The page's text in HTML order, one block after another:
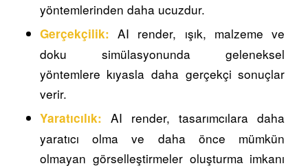
yöntemlerinden daha ucuzdur.
Gerçekçilik: AI render, ışık, malzeme ve
doku simülasyonunda geleneksel
yöntemlere kıyasla daha gerçekçi sonuçlar
verir.
Yaratıcılık: AI render, tasarımcılara daha
yaratıcı olma ve daha önce mümkün
olmayan görselleştirmeler oluşturma imkanı